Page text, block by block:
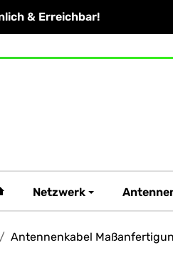
& Erreichbar!
#custom.linkHome#
Netzwerk
/ Antennenkabel